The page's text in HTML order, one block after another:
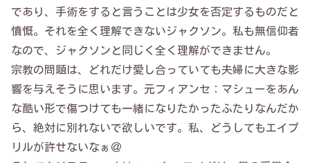
であり、手術をすると言うことは少女を否定するものだと
憤慨。それを全く理解できないジャクソン。私も無信仰者
なので、ジャクソンと同じく全く理解ができません。
宗教の問題は、どれだけ愛し合っていても夫婦に大きな影
響を与えそうに思います。元フィアンセ：マシューをあん
な酷い形で傷つけても一緒になりたかったふたりなんだか
ら、絶対に別れないで欲しいです。私、どうしてもエイプ
リルが許せないなぁ＠